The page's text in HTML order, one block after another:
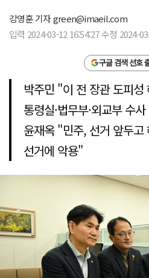
강영훈 기자green@imaeil.com
입력 2024-03-12 16:54:27 수정 2024-
구글 검색 선호
박주민 "이 전 장관 도피
통령실·법무부·외교부 수
윤재옥 "민주, 선거 앞두고
선거에 악용"